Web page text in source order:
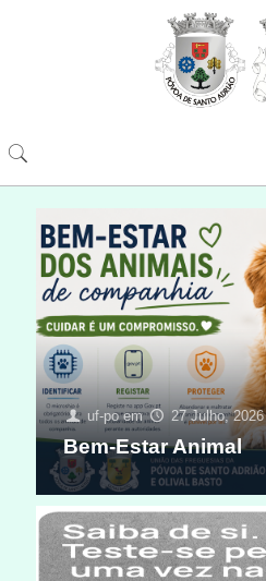
uf-po em 27 Julho, 2026
Bem-Estar Animal